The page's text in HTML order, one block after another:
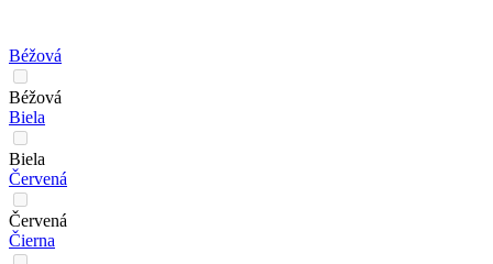
Béžová
Béžová
Biela
Biela
Červená
Červená
Čierna